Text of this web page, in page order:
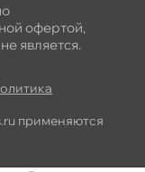
применяются
офертой,
является.